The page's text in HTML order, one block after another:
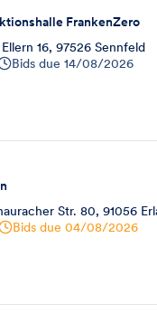
FrankenZero
16, 97526 Sennfeld
Bids due 14/08/2026
Str. 80, 91056
Bids due 04/08/2026